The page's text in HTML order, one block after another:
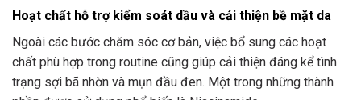
Hoạt chất hỗ trợ kiểm soát dầu và cải thiện bề mặt da
Ngoài các bước chăm sóc cơ bản, việc bổ sung các hoạt
chất phù hợp trong routine cũng giúp cải thiện đáng kể tình
trạng sợi bã nhờn và mụn đầu đen. Một trong những thành